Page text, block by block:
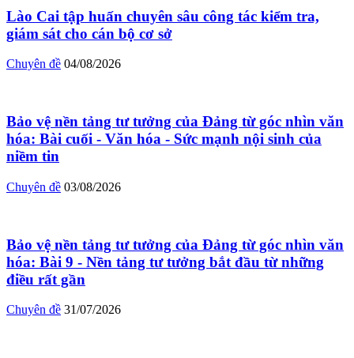
Lào Cai tập huấn chuyên sâu công tác kiểm tra,
giám sát cho cán bộ cơ sở
Chuyên đề 04/08/2026
Bảo vệ nền tảng tư tưởng của Đảng từ góc nhìn văn
hóa: Bài cuối - Văn hóa - Sức mạnh nội sinh của
niềm tin
Chuyên đề 03/08/2026
Bảo vệ nền tảng tư tưởng của Đảng từ góc nhìn văn
hóa: Bài 9 - Nền tảng tư tưởng bắt đầu từ những
điều rất gần
Chuyên đề 31/07/2026